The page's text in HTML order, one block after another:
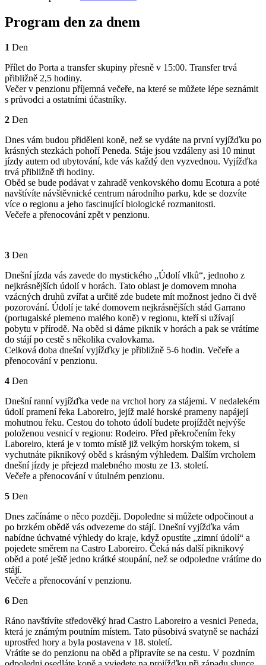
Program den za dnem
1 Den
Přílet do Porta a transfer skupiny přesně v 15:00. Transfer trvá
přibližně 2,5 hodiny.
Večer v penzionu příjemná večeře, na které se můžete lépe seznámit
s průvodci a ostatními účastníky.
2 Den
Dnes vám budou přiděleni koně, než se vydáte na první vyjížďku po
krásných stezkách pohoří Peneda. Stáje jsou vzdáleny asi 10 minut
jízdy autem od ubytování, kde vás každý den vyzvednou. Vyjížďka
trvá přibližně tři hodiny.
Oběd se bude podávat v zahradě venkovského domu Ecotura a poté
navštívíte návštěvnické centrum národního parku, kde se dozvíte
více o regionu a jeho fascinující biologické rozmanitosti.
Večeře a přenocování zpět v penzionu.
3 Den
Dnešní jízda vás zavede do mystického „Údolí vlků“, jednoho z
nejkrásnějších údolí v horách. Tato oblast je domovem mnoha
vzácných druhů zvířat a určitě zde budete mít možnost jedno či dvě
pozorování. Údolí je také domovem nejkrásnějších stád Garrano
(portugalské plemeno malého koně) v regionu, kteří si užívají
pobytu v přírodě. Na oběd si dáme piknik v horách a pak se vrátíme
do stájí po cestě s několika cvalovkama.
Celková doba dnešní vyjížďky je přibližně 5-6 hodin. Večeře a
přenocování v penzionu.
4 Den
Dnešní ranní vyjížďka vede na vrchol hory za stájemi. V nedalekém
údolí pramení řeka Laboreiro, jejíž malé horské prameny napájejí
mohutnou řeku. Cestou do tohoto údolí budete projíždět nejvýše
položenou vesnicí v regionu: Rodeiro. Před překročením řeky
Laboreiro, která je v tomto místě již velkým horským tokem, si
vychutnáte piknikový oběd s krásným výhledem. Dalším vrcholem
dnešní jízdy je přejezd malebného mostu ze 13. století.
Večeře a přenocování v útulném penzionu.
5 Den
Dnes začínáme o něco později. Dopoledne si můžete odpočinout a
po brzkém obědě vás odvezeme do stájí. Dnešní vyjížďka vám
nabídne úchvatné výhledy do kraje, když opustíte „zimní údolí“ a
pojedete směrem na Castro Laboreiro. Čeká nás další piknikový
oběd a poté ještě jedno krátké stoupání, než se odpoledne vrátíme do
stájí.
Večeře a přenocování v penzionu.
6 Den
Ráno navštívíte středověký hrad Castro Laboreiro a vesnici Peneda,
která je známým poutním místem. Tato působivá svatyně se nachází
uprostřed hory a byla postavena v 18. století.
Vrátíte se do penzionu na oběd a připravíte se na cestu. V pozdním